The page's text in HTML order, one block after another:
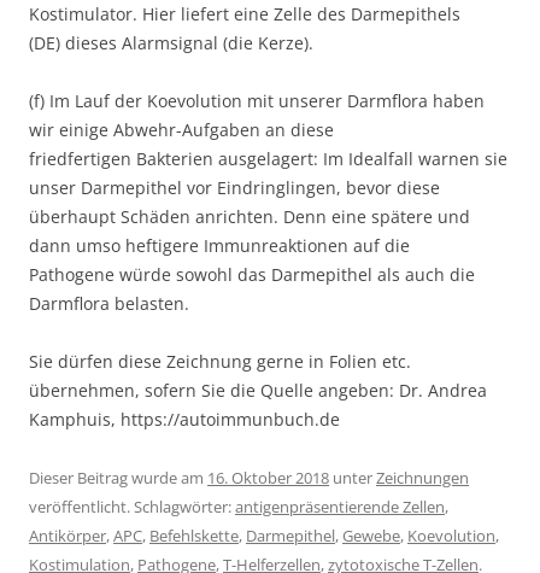
Kostimulator. Hier liefert eine Zelle des Darmepithels
(DE) dieses Alarmsignal (die Kerze).
(f) Im Lauf der Koevolution mit unserer Darmflora haben
wir einige Abwehr-Aufgaben an diese
friedfertigen Bakterien ausgelagert: Im Idealfall warnen sie
unser Darmepithel vor Eindringlingen, bevor diese
überhaupt Schäden anrichten. Denn eine spätere und
dann umso heftigere Immunreaktionen auf die
Pathogene würde sowohl das Darmepithel als auch die
Darmflora belasten.
Sie dürfen diese Zeichnung gerne in Folien etc.
übernehmen, sofern Sie die Quelle angeben: Dr. Andrea
Kamphuis, https://autoimmunbuch.de
Dieser Beitrag wurde am 16. Oktober 2018 unterZeichnungen
veröffentlicht. Schlagwörter:antigenpräsentierende Zellen,
Antikörper,APC, Befehlskette, Darmepithel,Gewebe, Koevolution,
Kostimulation, Pathogene,T-Helferzellen,zytotoxische T-Zellen.